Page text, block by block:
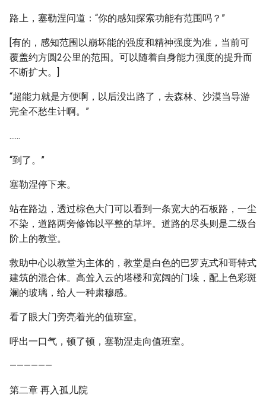
路上，塞勒涅问道：“你的感知探索功能有范围吗？”
[有的，感知范围以崩坏能的强度和精神强度为准，当前可
覆盖约方圆2公里的范围。可以随着自身能力强度的提升而
不断扩大。]
“超能力就是方便啊，以后没出路了，去森林、沙漠当导游
完全不愁生计啊。”
......
“到了。”
塞勒涅停下来。
站在路边，透过棕色大门可以看到一条宽大的石板路，一尘
不染，道路两旁修饰以平整的草坪。道路的尽头则是二级台
阶上的教堂。
救助中心以教堂为主体的，教堂是白色的巴罗克式和哥特式
建筑的混合体。高耸入云的塔楼和宽阔的门垛，配上色彩斑
斓的玻璃，给人一种肃穆感。
看了眼大门旁亮着光的值班室。
呼出一口气，顿了顿，塞勒涅走向值班室。
——————
第二章 再入孤儿院